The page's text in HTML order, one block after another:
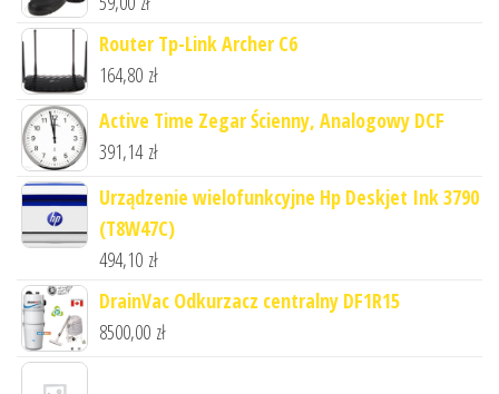
Router Tp-Link Archer C6
164,80 zł
Active Time Zegar Ścienny, Analogowy DCF
391,14 zł
Urządzenie wielofunkcyjne Hp Deskjet Ink 3790
(T8W47C)
494,10 zł
DrainVac Odkurzacz centralny DF1R15
8500,00 zł